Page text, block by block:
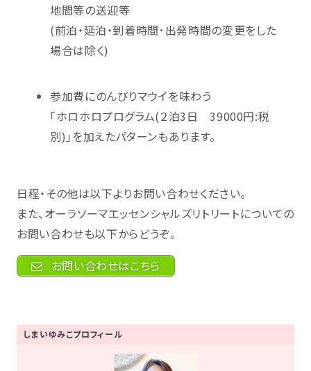
地間等の送迎等
(前泊・延泊・到着時間･出発時間の変更をした
場合は除く)
参加費にのんびりマウイを味わう
「ホロホロプログラム(２泊3日 39000円:税
別)」を加えたパターンもあります。
日程・その他は以下よりお問い合わせください。
また、オーラソーマエッセンシャルズリトリートについての
お問い合わせも以下からどうぞ。
お問い合わせはこちら
しまいゆみこプロフィール